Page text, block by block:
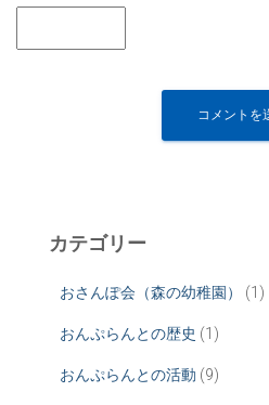
カテゴリー
おさんぽ会（森の幼稚園） (1)
おんぷらんとの歴史 (1)
おんぷらんとの活動 (9)